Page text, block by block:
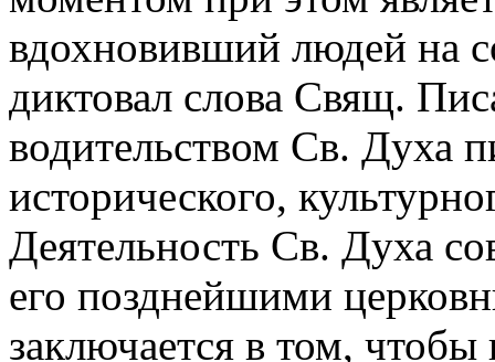
вдохновивший людей на
диктовал слова Свящ.
водительством Св. Духа
исторического,
Деятельность Св. Духа
его позднейшими
заключается в том,